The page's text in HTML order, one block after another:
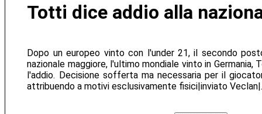
Totti dice addio alla
Dopo un europeo vinto con l'under 21, il secondo
nazionale maggiore, l'ultimo mondiale vinto in Germania,
l'addio. Decisione sofferta ma necessaria per il
attribuendo a motivi esclusivamente fisici|inviato